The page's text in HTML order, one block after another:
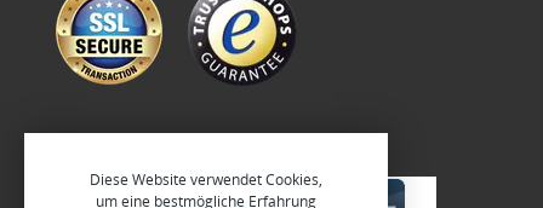
Diese Website verwendet Cookies,
um eine bestmögliche Erfahrung